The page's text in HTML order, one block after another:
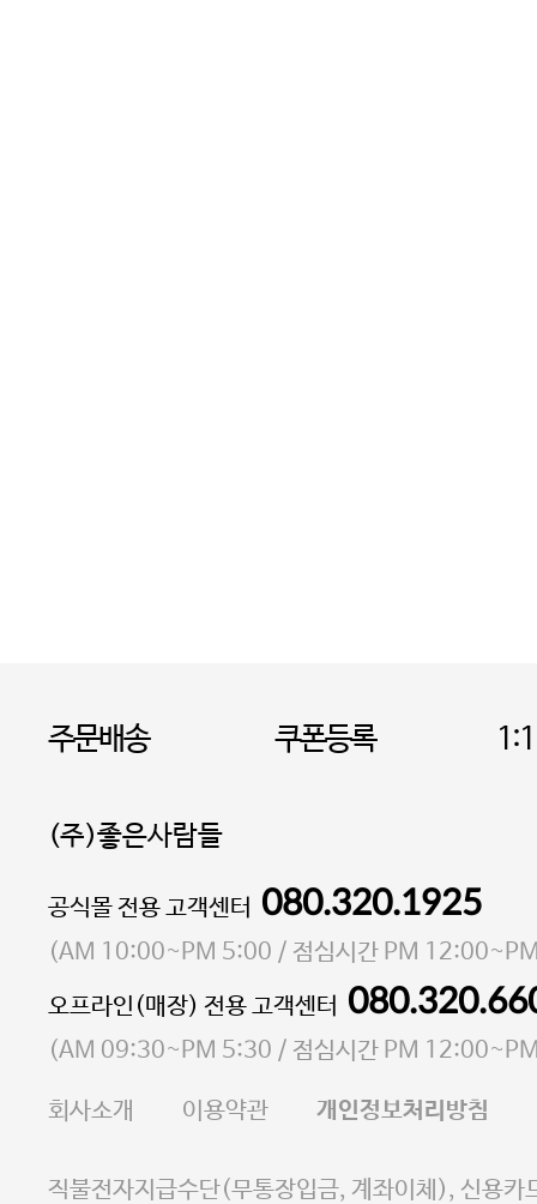
주문배송 쿠폰등록
(주)좋은사람들
대표 이성현,박영환| 개인정보관리책임자 김상현
소재지 서울특별시 마포구 마포대로4다길 41 마포
통신판매업 신고번호 2023-서울마포-3931호
사업자등록번호 105-81-58242
E-MAIL goodpeople@gpin.co.kr
사업자정보확인
이니시스 에스크로 서비
공식몰 전용 고객센터 080.320.1925
(AM 10:00~PM 5:00 / 점심시간 PM
오프라인(매장) 전용 고객센터
(AM 09:30~PM 5:30 / 점심시간 PM
회사소개 이용약관 개인정보처리방침
직불전자지급수단(무통장입금, 계좌이체), 신용카